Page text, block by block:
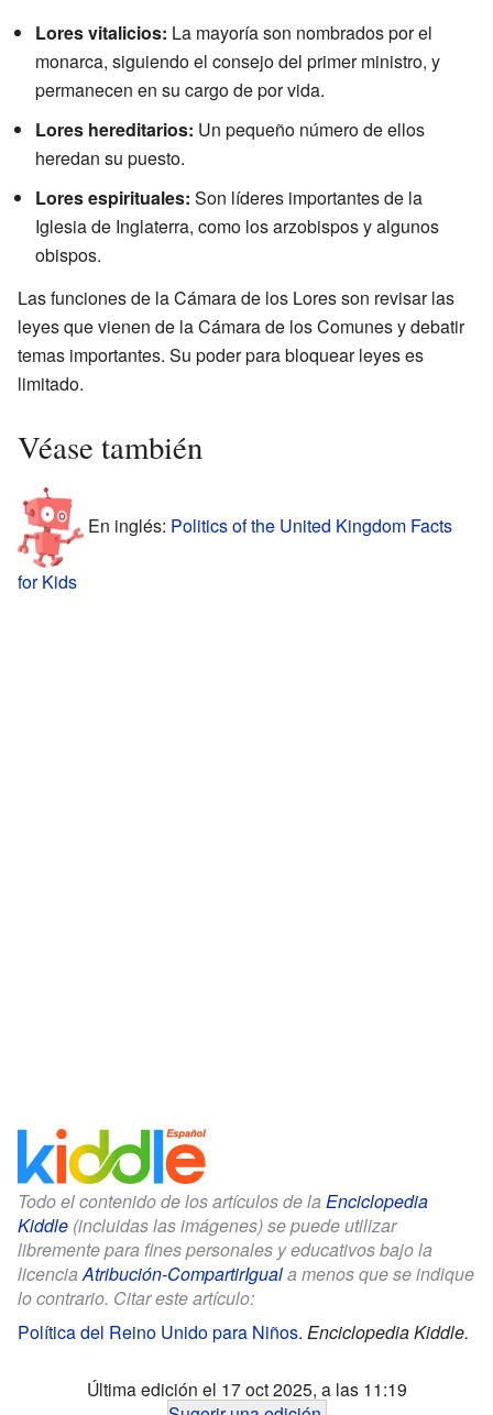
Lores vitalicios: La mayoría son nombrados por el
monarca, siguiendo el consejo del primer ministro, y
permanecen en su cargo de por vida.
Lores hereditarios: Un pequeño número de ellos
heredan su puesto.
Lores espirituales: Son líderes importantes de la
Iglesia de Inglaterra, como los arzobispos y algunos
obispos.
Las funciones de la Cámara de los Lores son revisar las
leyes que vienen de la Cámara de los Comunes y debatir
temas importantes. Su poder para bloquear leyes es
limitado.
Véase también
En inglés: Politics of the United Kingdom Facts
for Kids
Todo el contenido de los artículos de la Enciclopedia
Kiddle (incluidas las imágenes) se puede utilizar
libremente para fines personales y educativos bajo la
licenciaAtribución-CompartirIguala menos que se indique
lo contrario. Citar este artículo:
Política del Reino Unido para Niños. Enciclopedia Kiddle.
Última edición el 17 oct 2025, a las 11:19